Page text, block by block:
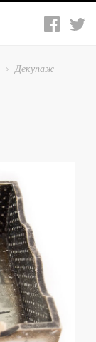
 Декупаж